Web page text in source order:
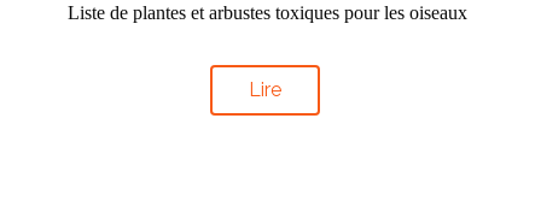
Liste de plantes et arbustes toxiques pour les oiseaux
Lire